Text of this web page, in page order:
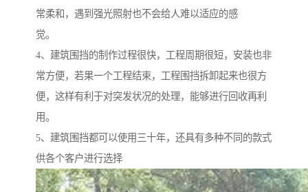
常柔和，遇到强光照射也不会给人难以适应的感
觉。
4、建筑围挡的制作过程很快，工程周期很短，安装也非
常方便，若果一个工程结束，工程围挡拆卸起来也很方
便，这样有利于对突发状况的处理，能够进行回收再利
用。
5、建筑围挡都可以使用三十年，还具有多种不同的款式
供各个客户进行选择